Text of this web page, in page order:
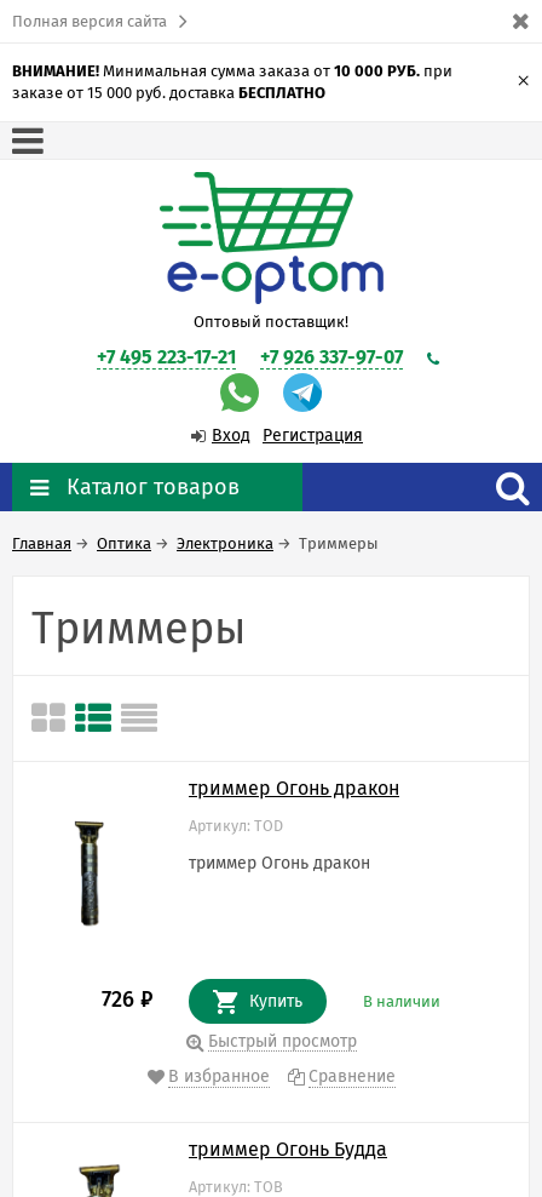
Полная версия сайта
ВНИМАНИЕ! Минимальная сумма заказа от 10 000 РУБ. при
заказе от 15 000 руб. доставка БЕСПЛАТНО ×
Оптовый поставщик!
+7 495 223-17-21 +7 926 337-97-07
Вход Регистрация
Каталог товаров
Главная → Оптика → Электроника → Триммеры
Триммеры
триммер Огонь дракон
Артикул: TOD
триммер Огонь дракон
726 ₽ Купить В наличии
Быстрый просмотр
В избранное
Сравнение
триммер Огонь Будда
Артикул: TOB